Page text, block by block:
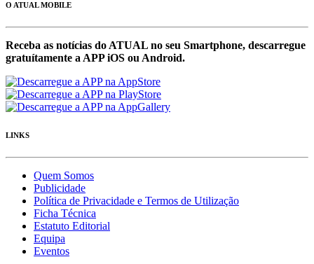
O ATUAL MOBILE
Receba as notícias do ATUAL no seu Smartphone, descarregue
gratuítamente a APP iOS ou Android.
LINKS
Quem Somos
Publicidade
Política de Privacidade e Termos de Utilização
Ficha Técnica
Estatuto Editorial
Equipa
Eventos